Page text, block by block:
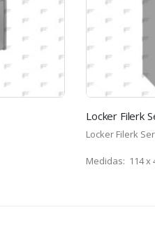
Locker Filerk
Locker Filerk
Medidas: 114 x